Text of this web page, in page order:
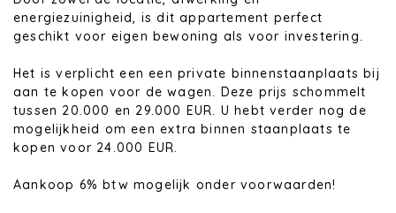
energiezuinigheid, is dit appartement perfect
geschikt voor eigen bewoning als voor investering.
Het is verplicht een een private binnenstaanplaats bij
aan te kopen voor de wagen. Deze prijs schommelt
tussen 20.000 en 29.000 EUR. U hebt verder nog de
mogelijkheid om een extra binnen staanplaats te
kopen voor 24.000 EUR.
Aankoop 6% btw mogelijk onder voorwaarden!